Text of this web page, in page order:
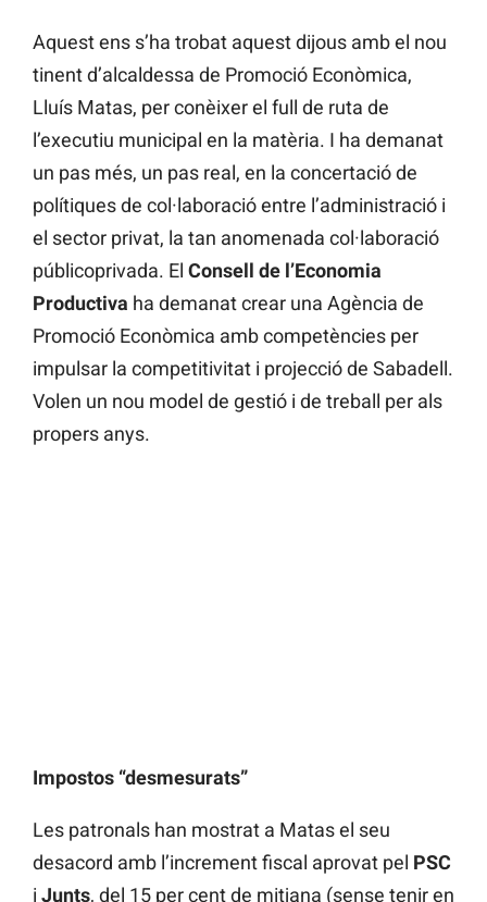
Aquest ens s’ha trobat aquest dijous amb el nou
tinent d’alcaldessa de Promoció Econòmica,
Lluís Matas, per conèixer el full de ruta de
l’executiu municipal en la matèria. I ha demanat
un pas més, un pas real, en la concertació de
polítiques de col·laboració entre l’administració i
el sector privat, la tan anomenada col·laboració
públicoprivada. El Consell de l’Economia
Productiva ha demanat crear una Agència de
Promoció Econòmica amb competències per
impulsar la competitivitat i projecció de Sabadell.
Volen un nou model de gestió i de treball per als
propers anys.
Impostos “desmesurats”
Les patronals han mostrat a Matas el seu
desacord amb l’increment fiscal aprovat pel PSC
i Junts, del 15 per cent de mitjana (sense tenir en